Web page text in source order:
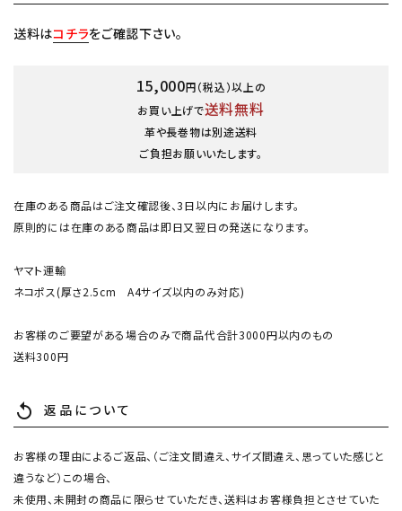
送料はコチラをご確認下さい。
15,000円（税込）以上の
お買い上げで送料無料
革や長巻物は別途送料
ご負担お願いいたします。
在庫のある商品はご注文確認後、3日以内にお届けします。
原則的には在庫のある商品は即日又翌日の発送になります。
ヤマト運輸
ネコポス(厚さ2.5cm A4サイズ以内のみ対応)
お客様のご要望がある場合のみで商品代合計3000円以内のもの
送料300円
replay 返品について
お客様の理由によるご返品、（ご注文間違え、サイズ間違え、思っていた感じと
違うなど）この場合、
未使用、未開封の商品に限らせていただき、送料はお客様負担とさせていた